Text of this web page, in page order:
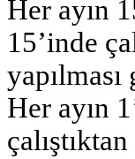
Her ayın
15’inde
Her ayın